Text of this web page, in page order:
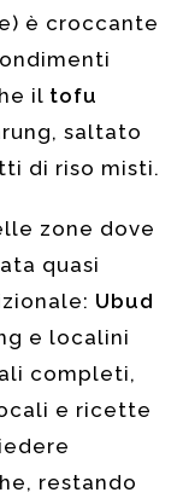
è croccante
il tofu
saltato
di riso misti.
zone dove
quasi
Ubud
e localini
completi,
e ricette
restando